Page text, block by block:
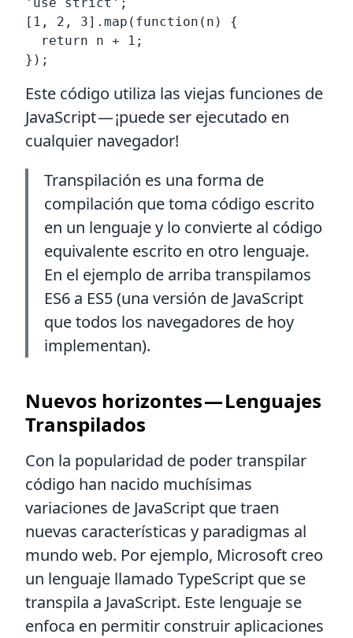
[1, 2, 3].map(function(n) {
  return n + 1;
Este código utiliza las viejas funciones de
JavaScript — ¡puede ser ejecutado en
cualquier navegador!
Transpilación es una forma de
compilación que toma código escrito
en un lenguaje y lo convierte al código
equivalente escrito en otro lenguaje.
En el ejemplo de arriba transpilamos
ES6 a ES5 (una versión de JavaScript
que todos los navegadores de hoy
implementan).
Nuevos horizontes — Lenguajes
Transpilados
Con la popularidad de poder transpilar
código han nacido muchísimas
variaciones de JavaScript que traen
nuevas características y paradigmas al
mundo web. Por ejemplo, Microsoft creo
un lenguaje llamado TypeScript que se
transpila a JavaScript. Este lenguaje se
enfoca en permitir construir aplicaciones